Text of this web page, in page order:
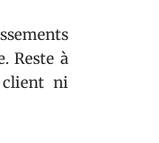
Reste à
client ni